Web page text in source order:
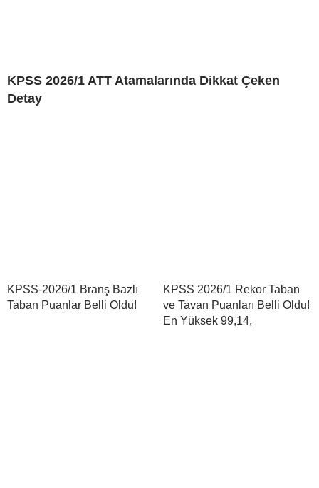
KPSS 2026/1 ATT Atamalarında Dikkat Çeken
Detay
KPSS-2026/1 Branş Bazlı
Taban Puanlar Belli Oldu!
KPSS 2026/1 Rekor Taban
ve Tavan Puanları Belli Oldu!
En Yüksek 99,14,